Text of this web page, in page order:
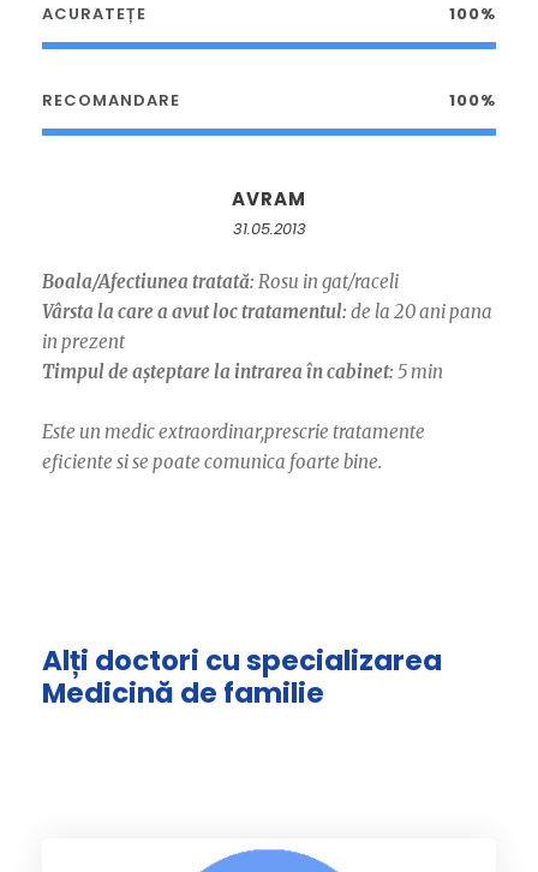
ACURATEȚE 100%
RECOMANDARE 100%
AVRAM
31.05.2013
Boala/Afectiunea tratată: Rosu in gat/raceli
Vârsta la care a avut loc tratamentul: de la 20 ani pana
in prezent
Timpul de așteptare la intrarea în cabinet: 5 min
Este un medic extraordinar,prescrie tratamente
eficiente si se poate comunica foarte bine.
Alți doctori cu specializarea
Medicină de familie